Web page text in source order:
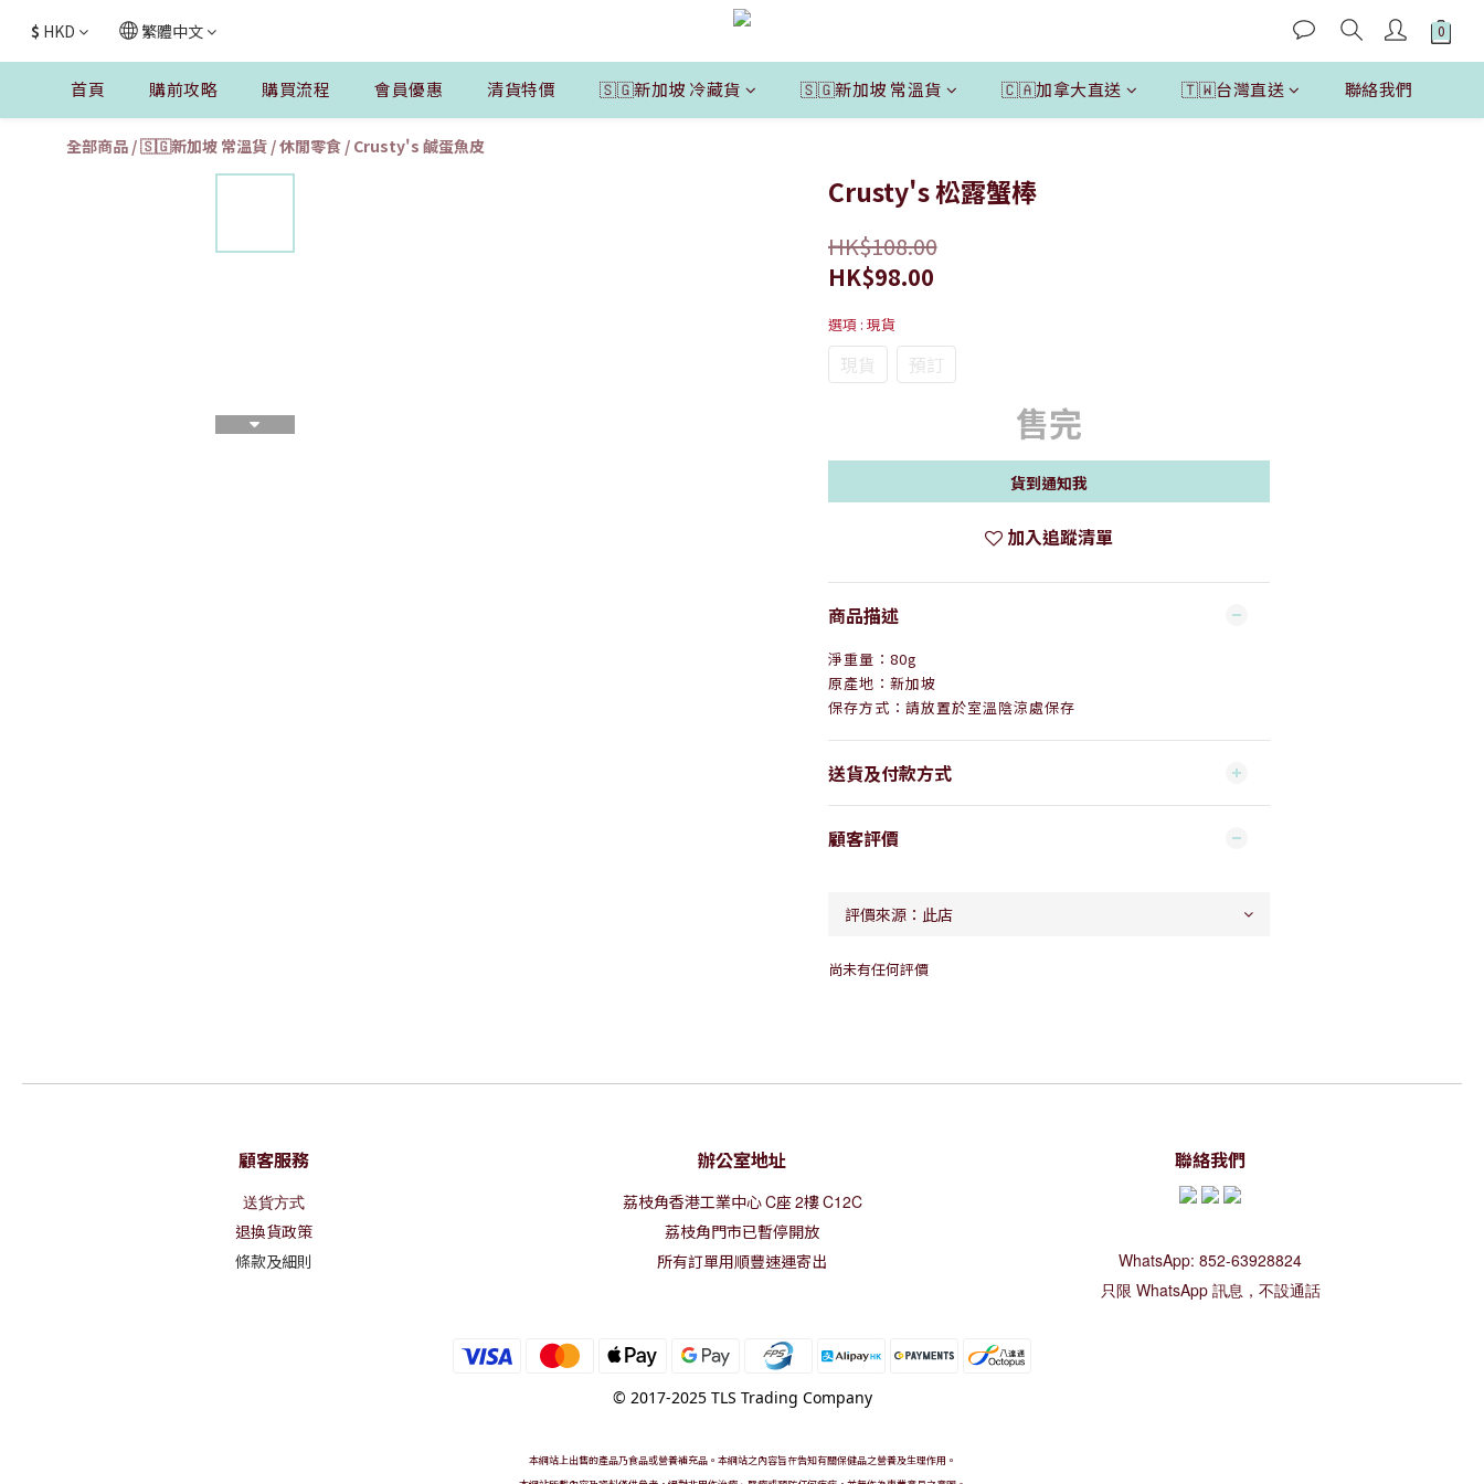
$ HKD 繁體中文
首頁 購前攻略 購買流程 會員優惠 清貨特價 🇸🇬新加坡 冷藏貨 🇸🇬新加坡 常溫貨 🇨🇦加拿大直送 🇹🇼台灣直送 聯絡我們
全部商品 /🇸🇬新加坡 常溫貨 /休閒零食 / Crusty's 鹹蛋魚皮
Crusty's 松露蟹棒
HK$108.00
HK$98.00
選項 : 現貨
現貨 預訂
售完
貨到通知我
加入追蹤清單
商品描述
淨重量：80g
原產地：新加坡
保存方式：請放置於室溫陰涼處保存
送貨及付款方式
顧客評價
尚未有任何評價
顧客服務
送貨方式
退換貨政策
條款及細則
辦公室地址
荔枝角香港工業中心C座2樓C12C
荔枝角門市已暫停開放
所有訂單用順豐速運寄出
聯絡我們
WhatsApp: 852-63928824
只限 WhatsApp 訊息，不設通話
© 2017-2025 TLS Trading Company
本網站上出售的產品乃食品或營養補充品。本網站之內容旨在告知有關保健品之營養及生理作用。